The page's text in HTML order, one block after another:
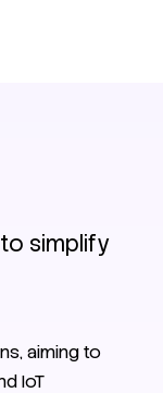
to simplify
aiming to
IoT